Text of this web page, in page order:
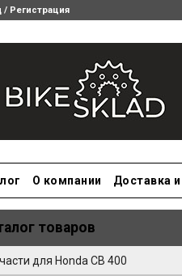
/ Регистрация
О компании Доставка
товаров
для Honda CB 400